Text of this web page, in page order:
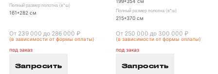
Полный размер полотна (в*ш)
161*282 см
От 239 000 до 286 000 ₽
(в зависимости от формы оплаты)
под заказ
Запросить
Полный размер полотна (в*ш)
215*370 см
От 250 000 до 300 000 ₽
(в зависимости от формы оплаты)
под заказ
Запросить